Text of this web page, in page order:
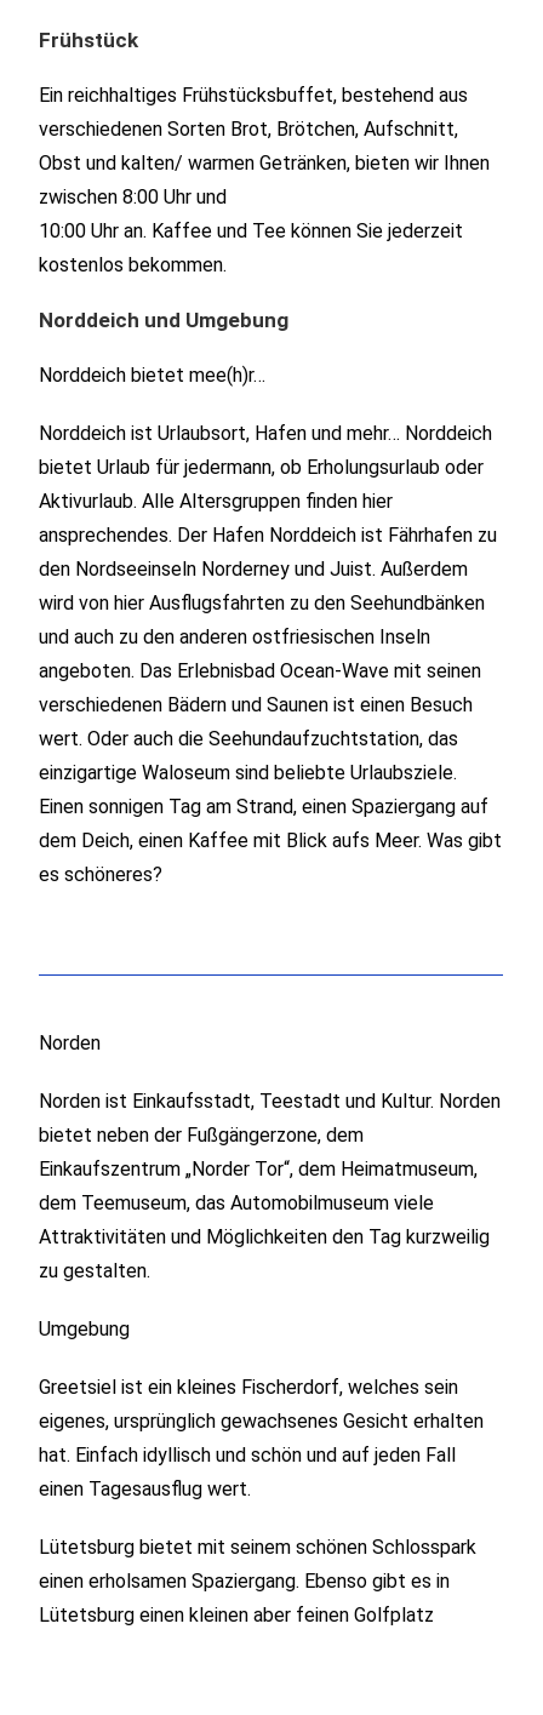
Frühstück
Ein reichhaltiges Frühstücksbuffet, bestehend aus
verschiedenen Sorten Brot, Brötchen, Aufschnitt,
Obst und kalten/ warmen Getränken, bieten wir Ihnen
zwischen 8:00 Uhr und
10:00 Uhr an. Kaffee und Tee können Sie jederzeit
kostenlos bekommen.
Norddeich und Umgebung
Norddeich bietet mee(h)r…
Norddeich ist Urlaubsort, Hafen und mehr… Norddeich
bietet Urlaub für jedermann, ob Erholungsurlaub oder
Aktivurlaub. Alle Altersgruppen finden hier
ansprechendes. Der Hafen Norddeich ist Fährhafen zu
den Nordseeinseln Norderney und Juist. Außerdem
wird von hier Ausflugsfahrten zu den Seehundbänken
und auch zu den anderen ostfriesischen Inseln
angeboten. Das ErlebnisbadOcean-Wave mit seinen
verschiedenen Bädern und Saunen ist einen Besuch
wert. Oder auch dieSeehundaufzuchtstation, das
einzigartigeWaloseum sind beliebte Urlaubsziele.
Einen sonnigen Tag am Strand, einen Spaziergang auf
dem Deich, einen Kaffee mit Blick aufs Meer. Was gibt
es schöneres?
Norden
Norden ist Einkaufsstadt, Teestadt und Kultur. Norden
bietet neben der Fußgängerzone, dem
Einkaufszentrum „Norder Tor“, dem Heimatmuseum,
dem Teemuseum, dasAutomobilmuseum viele
Attraktivitäten und Möglichkeiten den Tag kurzweilig
zu gestalten.
Umgebung
Greetsiel ist ein kleines Fischerdorf, welches sein
eigenes, ursprünglich gewachsenes Gesicht erhalten
hat. Einfach idyllisch und schön und auf jeden Fall
einen Tagesausflug wert.
Lütetsburg bietet mit seinem schönen Schlosspark
einen erholsamen Spaziergang. Ebenso gibt es in
Lütetsburg einen kleinen aber feinen Golfplatz